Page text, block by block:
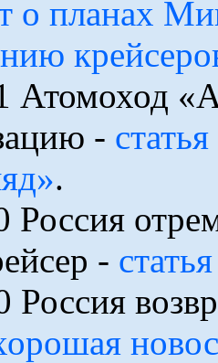
о планах
Атомоход
-
.
Россия
-
Россия